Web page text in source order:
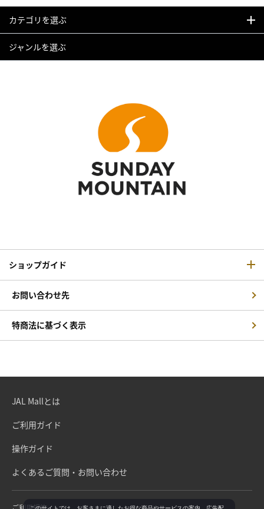
カテゴリを選ぶ
ジャンルを選ぶ
ショップガイド
お問い合わせ先
特商法に基づく表示
JAL Mallとは
ご利用ガイド
操作ガイド
よくあるご質問・お問い合わせ